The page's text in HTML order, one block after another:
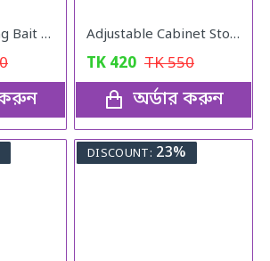
Cockroach Killing Bait Powder (5 pcs)
করুন
Adjustable Cabinet Storage Divider (6pcs)
TK 420 TK550
অর্ডার করুন
DISCOUNT: 23%